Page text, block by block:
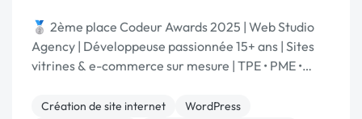
🥈 2ème place Codeur Awards 2025 | Web Studio
Agency | Développeuse passionnée 15+ ans | Sites
vitrines & e-commerce sur mesure | TPE • PME •
Création de site internet
WordPress